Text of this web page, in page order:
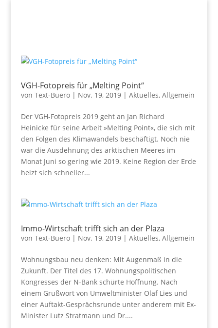
VGH-Fotopreis für „Melting Point“
von Text-Buero| Nov. 19, 2019| Aktuelles, Allgemein
Der VGH-Fotopreis 2019 geht an Jan Richard
Heinicke für seine Arbeit »Melting Point«, die sich mit
den Folgen des Klimawandels beschäftigt. Noch nie
war die Ausdehnung des arktischen Meeres im
Monat Juni so gering wie 2019. Keine Region der Erde
heizt sich schneller...
Immo-Wirtschaft trifft sich an der Plaza
von Text-Buero| Nov. 19, 2019| Aktuelles, Allgemein
Wohnungsbau neu denken: Mit Augenmaß in die
Zukunft. Der Titel des 17. Wohnungspolitischen
Kongresses der N-Bank schürte Hoffnung. Nach
einem Grußwort von Umweltminister Olaf Lies und
einer Auftakt-Gesprächsrunde unter anderem mit Ex-
Minister Lutz Stratmann und Dr....